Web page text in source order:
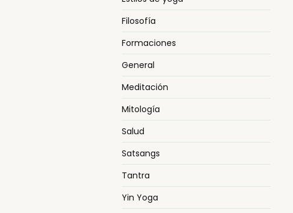
Filosofía
Formaciones
General
Meditación
Mitología
Salud
Satsangs
Tantra
Yin Yoga